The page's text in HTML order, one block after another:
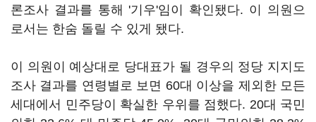
론조사 결과를 통해 '기우'임이 확인됐다. 이 의원으
로서는 한숨 돌릴 수 있게 됐다.
이 의원이 예상대로 당대표가 될 경우의 정당 지지도
조사 결과를 연령별로 보면 60대 이상을 제외한 모든
세대에서 민주당이 확실한 우위를 점했다. 20대 국민